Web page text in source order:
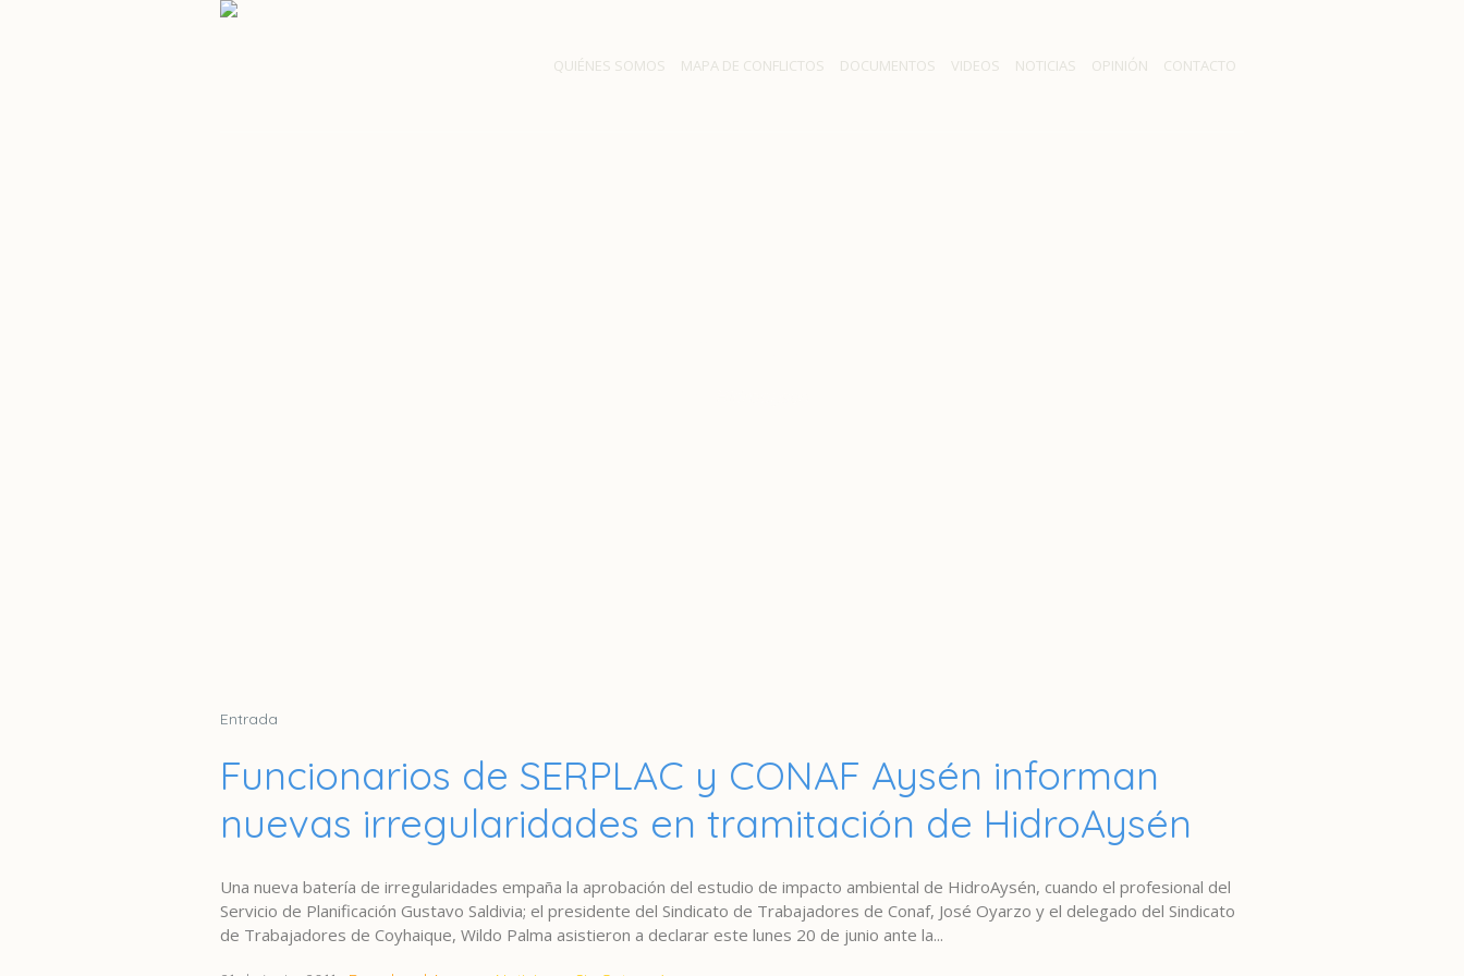
QUIÉNES SOMOS MAPA DE CONFLICTOS DOCUMENTOS VIDEOS NOTICIAS OPINIÓN CONTACTO
Entrada
Funcionarios de SERPLAC y CONAF Aysén informan
nuevas irregularidades en tramitación de HidroAysén
Una nueva batería de irregularidades empaña la aprobación del estudio de impacto ambiental de HidroAysén, cuando el profesional del
Servicio de Planificación Gustavo Saldivia; el presidente del Sindicato de Trabajadores de Conaf, José Oyarzo y el delegado del Sindicato
de Trabajadores de Coyhaique, Wildo Palma asistieron a declarar este lunes 20 de junio ante la...